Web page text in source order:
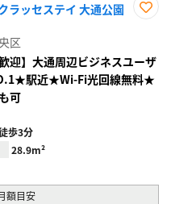
ラッセステイ 大通公園
録
区
歓迎】大通周辺ビジネスユーザ
駅近★Wi-Fi光回線無料★
可
歩3分
28.9m²
額目安